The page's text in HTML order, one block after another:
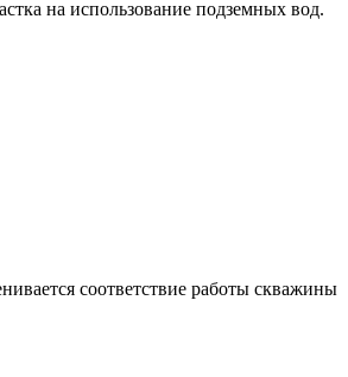
на использование подземных вод.
соответствие работы скважины